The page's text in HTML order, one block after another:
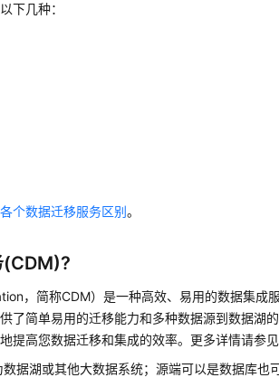
下几种：
各个数据迁移服务区别。
(CDM)?
，简称CDM）是一种高效、易用的数据集成
了简单易用的迁移能力和多种数据源到数据湖
提高您数据迁移和集成的效率。更多详情请参见
据湖或其他大数据系统；源端可以是数据库也